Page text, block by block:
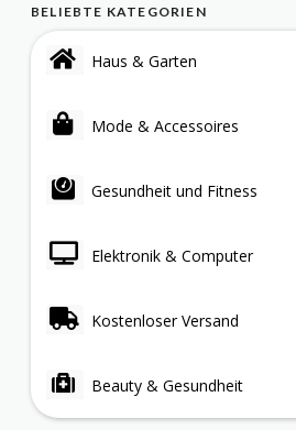
BELIEBTE KATEGORIEN
Haus & Garten
Mode & Accessoires
Gesundheit und Fitness
Elektronik & Computer
Kostenloser Versand
Beauty & Gesundheit